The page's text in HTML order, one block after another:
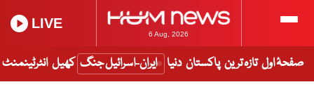
6 Aug, 2026
LIVE
صفحۂ اول تازہ ترین پاکستان دنیا ایران-اسرائیل جنگ کھیل انٹرٹینمنٹ